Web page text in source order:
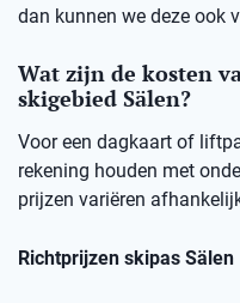
dan kunnen we deze ook
Wat zijn de kosten
skigebied Sälen?
Voor een dagkaart of
rekening houden met
prijzen variëren
Richtprijzen skipas Sälen